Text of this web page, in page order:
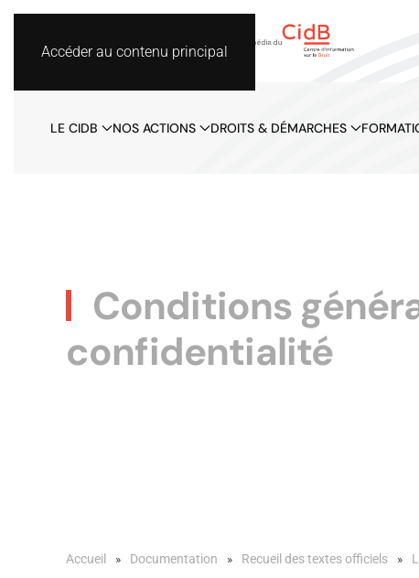
Accéder au contenu principal
LE CIDB NOS ACTIONS DROITS & DÉMARCHES
Conditions
confidentialité
Accueil Documentation Recueil des textes officiels